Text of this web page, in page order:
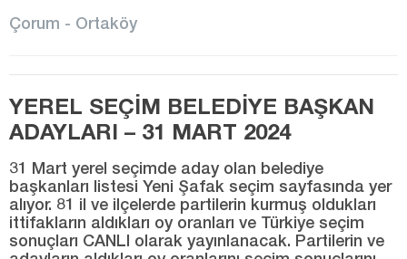
MERKEZ
OĞUZLAR
ORTAKÖY
OSMANCIK
SUNGURLU
Çorum - Ortaköy
YEREL SEÇİM BELEDİYE BAŞKAN
ADAYLARI – 31 MART 2024
31 Mart yerel seçimde aday olan belediye
başkanları listesi Yeni Şafak seçim sayfasında yer
alıyor. 81 il ve ilçelerde partilerin kurmuş oldukları
ittifakların aldıkları oy oranları ve Türkiye seçim
sonuçları CANLI olarak yayınlanacak. Partilerin ve